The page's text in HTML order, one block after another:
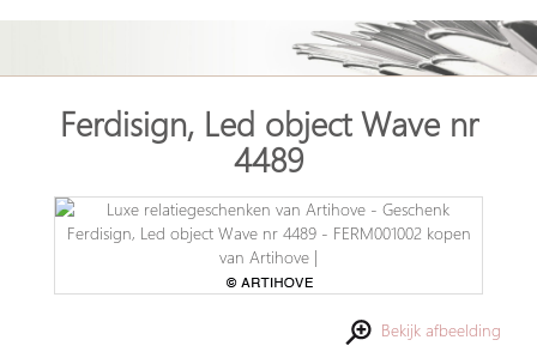
Ferdisign, Led object Wave nr
4489
Bekijk afbeelding